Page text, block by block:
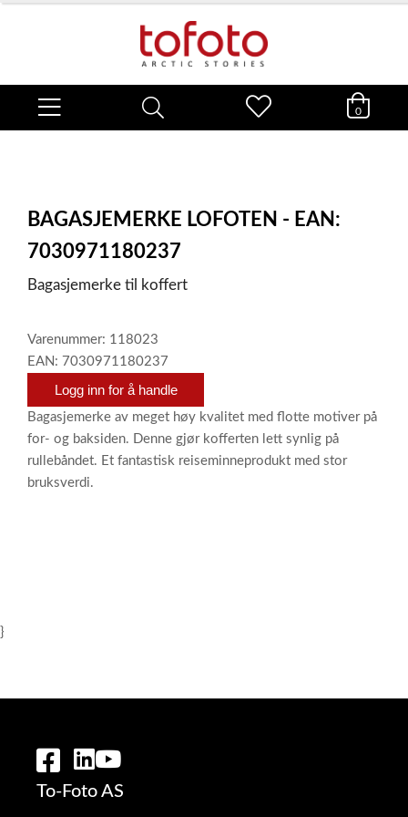
0
BAGASJEMERKE LOFOTEN - EAN:
7030971180237
Bagasjemerke til koffert
Varenummer: 118023
EAN: 7030971180237
Logg inn for å handle
Bagasjemerke av meget høy kvalitet med flotte motiver på
for- og baksiden. Denne gjør kofferten lett synlig på
rullebåndet. Et fantastisk reiseminneprodukt med stor
bruksverdi.
}
To-Foto AS